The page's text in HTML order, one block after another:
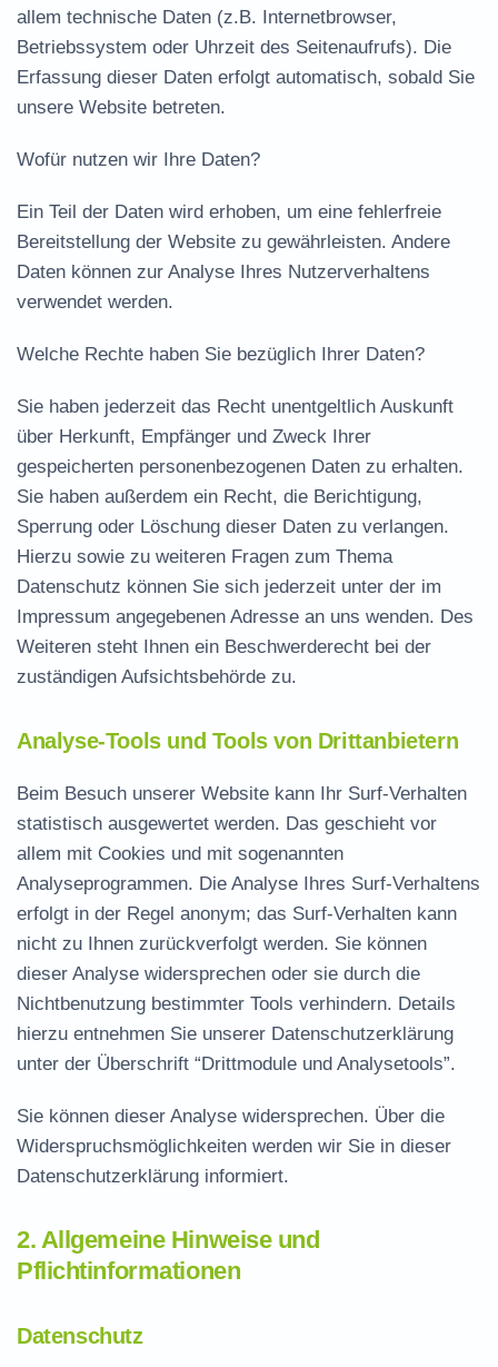
allem technische Daten (z.B. Internetbrowser,
Betriebssystem oder Uhrzeit des Seitenaufrufs). Die
Erfassung dieser Daten erfolgt automatisch, sobald Sie
unsere Website betreten.
Wofür nutzen wir Ihre Daten?
Ein Teil der Daten wird erhoben, um eine fehlerfreie
Bereitstellung der Website zu gewährleisten. Andere
Daten können zur Analyse Ihres Nutzerverhaltens
verwendet werden.
Welche Rechte haben Sie bezüglich Ihrer Daten?
Sie haben jederzeit das Recht unentgeltlich Auskunft
über Herkunft, Empfänger und Zweck Ihrer
gespeicherten personenbezogenen Daten zu erhalten.
Sie haben außerdem ein Recht, die Berichtigung,
Sperrung oder Löschung dieser Daten zu verlangen.
Hierzu sowie zu weiteren Fragen zum Thema
Datenschutz können Sie sich jederzeit unter der im
Impressum angegebenen Adresse an uns wenden. Des
Weiteren steht Ihnen ein Beschwerderecht bei der
zuständigen Aufsichtsbehörde zu.
Analyse-Tools und Tools von Drittanbietern
Beim Besuch unserer Website kann Ihr Surf-Verhalten
statistisch ausgewertet werden. Das geschieht vor
allem mit Cookies und mit sogenannten
Analyseprogrammen. Die Analyse Ihres Surf-Verhaltens
erfolgt in der Regel anonym; das Surf-Verhalten kann
nicht zu Ihnen zurückverfolgt werden. Sie können
dieser Analyse widersprechen oder sie durch die
Nichtbenutzung bestimmter Tools verhindern. Details
hierzu entnehmen Sie unserer Datenschutzerklärung
unter der Überschrift “Drittmodule und Analysetools”.
Sie können dieser Analyse widersprechen. Über die
Widerspruchsmöglichkeiten werden wir Sie in dieser
Datenschutzerklärung informiert.
2. Allgemeine Hinweise und
Pflichtinformationen
Datenschutz